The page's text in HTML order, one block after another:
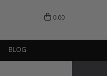
0,00
BLOG